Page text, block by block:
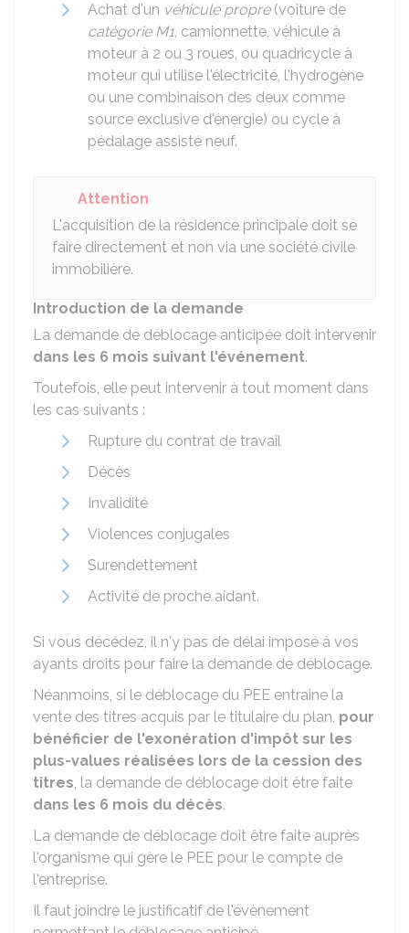
Achat d'un véhicule propre(voiture de
catégorie M1, camionnette, véhicule à
moteur à 2 ou 3 roues, ou quadricycle à
moteur qui utilise l'électricité, l'hydrogène
ou une combinaison des deux comme
source exclusive d'énergie) ou cycle à
pédalage assisté neuf.
Attention
L'acquisition de la résidence principale doit se
faire directement et non via une société civile
immobilière.
Introduction de la demande
La demande de déblocage anticipée doit intervenir
dans les 6 mois suivant l'événement.
Toutefois, elle peut intervenir à tout moment dans
les cas suivants :
Rupture du contrat de travail
Décès
Invalidité
Violences conjugales
Surendettement
Activité de proche aidant.
Si vous décédez, il n'y pas de délai imposé à vos
ayants droits pour faire la demande de déblocage.
Néanmoins, si le déblocage du PEE entraine la
vente des titres acquis par le titulaire du plan, pour
bénéficier de l'exonération d'impôt sur les
plus-values réalisées lors de la cession des
titres, la demande de déblocage doit être faite
dans les 6 mois du décès.
La demande de déblocage doit être faite auprès
l'organisme qui gère le PEE pour le compte de
l'entreprise.
Il faut joindre le justificatif de l'évènement